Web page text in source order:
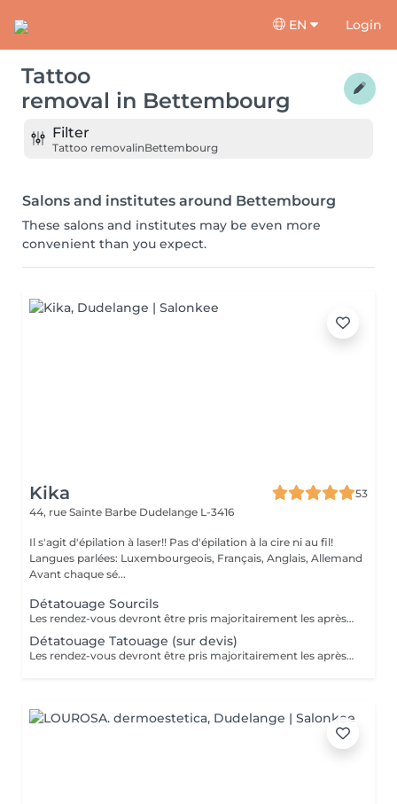
EN Login
Tattoo
removal in Bettembourg
Filter
Tattoo removalinBettembourg
Salons and institutes around Bettembourg
These salons and institutes may be even more
convenient than you expect.
Kika
53
44, rue Sainte Barbe Dudelange L-3416
Il s'agit d'épilation à laser!! Pas d'épilation à la cire ni au fil!
Langues parlées: Luxembourgeois, Français, Anglais, Allemand
Avant chaque sé...
Détatouage Sourcils
Les rendez-vous devront être pris majoritairement les après-midis. Les rendez-vous se feront donc par appel téléphonique ou sms Merci
Détatouage Tatouage (sur devis)
Les rendez-vous devront être pris majoritairement les après-midis. Les rendez-vous se feront donc par appel téléphonique ou sms Merci